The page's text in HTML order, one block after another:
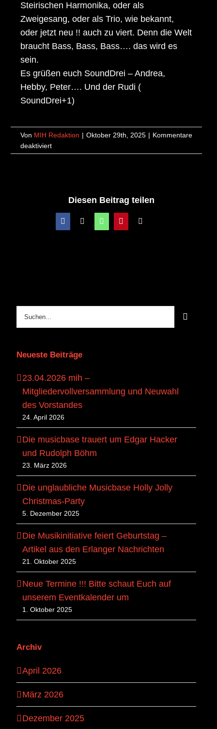
Steirischen Harmonika, oder als
Zweigesang, oder als Trio, wie bekannt,
oder jetzt neu !! auch zu viert. Denn die Welt
braucht Bass, Bass, Bass…. das wird es
sein.
Es grüßen euch SoundDrei – Andrea,
Hebby, Peter…. Und der Rudi (
SoundDrei+1)
Von MIH Redaktion | Oktober 29th, 2025 | Kommentare
deaktiviertfür
24.01.2026
Reise
Sound
Diesen Beitrag teilen
Facebook
X WhatsAppPinterest
E-
Suche
nach:
Neueste Beiträge
23.04.2026 mih –
Mitgliedervollversammlung und Neuwahl
des Vorstandes
24. April 2026
Die musicbase trauert um Edgar Hacker
und Rudolph Böhm
23. März 2026
Die unglaubliche Musicbase Holly Jolly
Christmas-Party
5. Dezember 2025
Die Musikinitiative feiert Geburtstag –
Artikel aus den Erlanger Nachrichten
21. Oktober 2025
Neue Termine !!! Bitte schaut Euch auf
unserem Eventkalender um
1. Oktober 2025
Archiv
April 2026
März 2026
Dezember 2025